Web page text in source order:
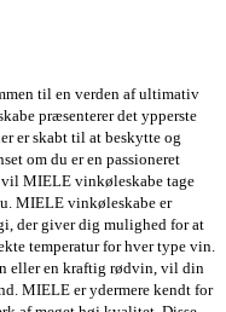
til en verden af ultimativ
præsenterer det ypperste
er skabt til at beskytte og
om du er en passioneret
vil MIELE vinkøleskabe tage
MIELE vinkøleskabe er
der giver dig mulighed for at
temperatur for hver type vin.
eller en kraftig rødvin, vil din
MIELE er ydermere kendt for